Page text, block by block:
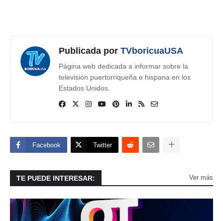
Publicada por TVboricuaUSA
Página web dedicada a informar sobre la
televisión puertorriqueña e hispana en los
Estados Unidos.
Facebook Twitter
TE PUEDE INTERESAR: Ver más